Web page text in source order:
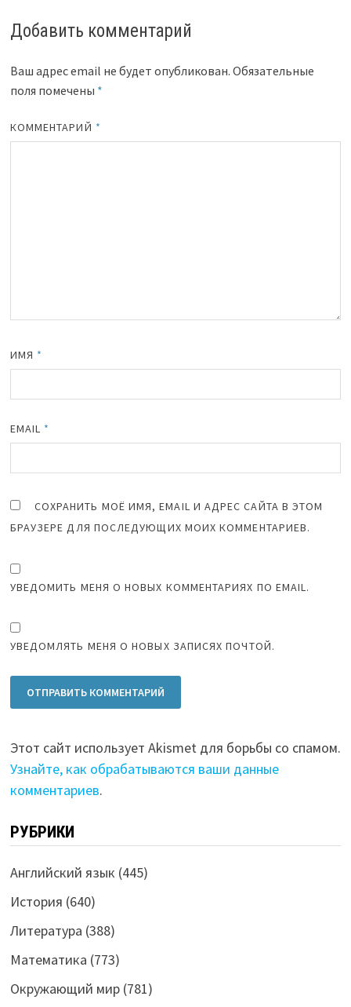
Добавить комментарий
Ваш адрес email не будет опубликован. Обязательные
поля помечены *
КОММЕНТАРИЙ *
ИМЯ *
EMAIL *
СОХРАНИТЬ МОЁ ИМЯ, EMAIL И АДРЕС САЙТА В ЭТОМ
БРАУЗЕРЕ ДЛЯ ПОСЛЕДУЮЩИХ МОИХ КОММЕНТАРИЕВ.
УВЕДОМИТЬ МЕНЯ О НОВЫХ КОММЕНТАРИЯХ ПО EMAIL.
УВЕДОМЛЯТЬ МЕНЯ О НОВЫХ ЗАПИСЯХ ПОЧТОЙ.
Этот сайт использует Akismet для борьбы со спамом.
Узнайте, как обрабатываются ваши данные
комментариев.
РУБРИКИ
Английский язык (445)
История (640)
Литература (388)
Математика (773)
Окружающий мир(781)